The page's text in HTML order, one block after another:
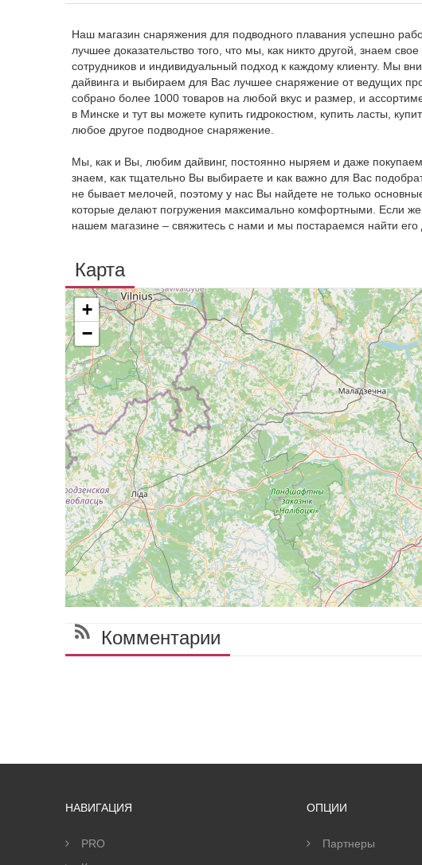
Наш магазин снаряжения для подводного плавания успешно
лучшее доказательство того, что мы, как никто другой, знаем
сотрудников и индивидуальный подход к каждому клиенту. Мы
дайвинга и выбираем для Вас лучшее снаряжение от ведущих
собрано более 1000 товаров на любой вкус и размер, и
в Минске и тут вы можете купить гидрокостюм, купить ласты,
любое другое подводное снаряжение.
Мы, как и Вы, любим дайвинг, постоянно ныряем и даже
знаем, как тщательно Вы выбираете и как важно для Вас
не бывает мелочей, поэтому у нас Вы найдете не только
которые делают погружения максимально комфортными. Если
нашем магазине – свяжитесь с нами и мы постараемся найти
Карта
+
−
Комментарии
НАВИГАЦИЯ
PRO
ОПЦИИ
Партнеры